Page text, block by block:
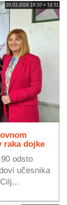
20.03.2026 18:10 » 18:31
raka dojke
odsto
učesnika